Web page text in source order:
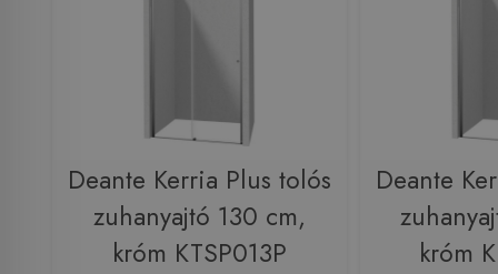
Deante Kerria Plus tolós
zuhanyajtó 130 cm,
króm KTSP013P
Deante
króm